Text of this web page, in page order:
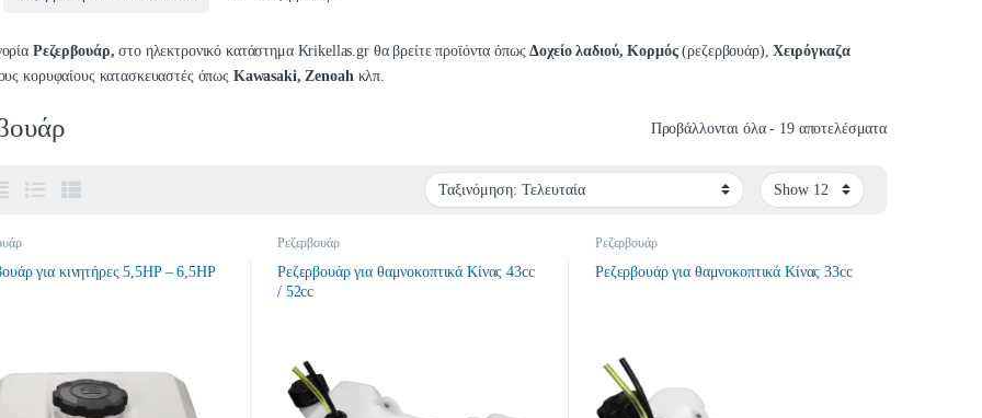
Ρεζερβουάρ,στο ηλεκτρονικό κατάστημα Krikellas.grθα βρείτε προϊόντα όπωςΔοχείο λαδιού, Κορμός(ρεζερβουάρ),Χειρόγκαζα
κορυφαίους κατασκευαστές όπως Kawasaki, Zenoah κλπ.
Προβάλλονται όλα - 19 αποτελέσματαSorted by latest
για κινητήρες 5,5HP – 6,5HP
Ρεζερβουάρ
Ρεζερβουάρ για θαμνοκοπτικά Κίνας 43cc
/ 52cc
Ρεζερβουάρ
Ρεζερβουάρ για θαμνοκοπτικά Κίνας 33cc